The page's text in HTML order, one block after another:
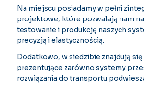
Na miejscu posiadamy w pełni
projektowe, które pozwalają nam
testowanie i produkcję naszych
precyzją i elastycznością.
Dodatkowo, w siedzibie znajdują
prezentujące zarówno systemy
rozwiązania do transportu